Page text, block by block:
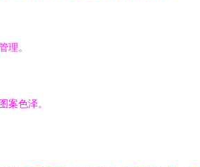
理。
案色泽。